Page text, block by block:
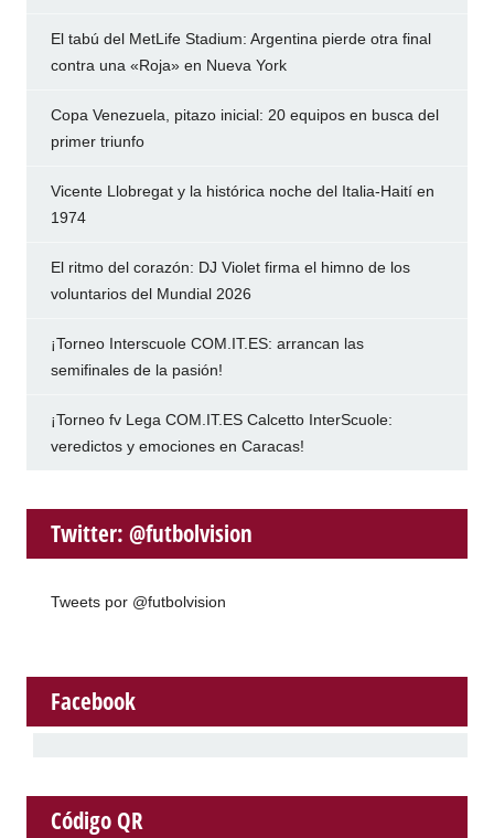
El tabú del MetLife Stadium: Argentina pierde otra final
contra una «Roja» en Nueva York
Copa Venezuela, pitazo inicial: 20 equipos en busca del
primer triunfo
Vicente Llobregat y la histórica noche del Italia-Haití en
1974
El ritmo del corazón: DJ Violet firma el himno de los
voluntarios del Mundial 2026
¡Torneo Interscuole COM.IT.ES: arrancan las
semifinales de la pasión!
¡Torneo fv Lega COM.IT.ES Calcetto InterScuole:
veredictos y emociones en Caracas!
Twitter: @futbolvision
Tweets por @futbolvision
Facebook
Código QR